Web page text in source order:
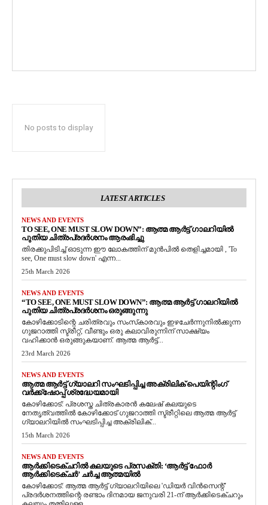
No posts to display
LATEST ARTICLES
NEWS AND EVENTS
TO SEE, ONE MUST SLOW DOWN”: ആത്മ ആർട്ട് ഗാലറിയിൽ
പുതിയ ചിത്രപ്രദർശനം ആരംഭിച്ചു
തിരക്കുപിടിച്ച് ഓടുന്ന ഈ ലോകത്തിന് മുൻപിൽ തെളിച്ചമായി , 'To
see, One must slow down' എന്ന...
25th March 2026
NEWS AND EVENTS
“TO SEE, ONE MUST SLOW DOWN”: ആത്മ ആർട്ട് ഗാലറിയിൽ
പുതിയ ചിത്രപ്രദർശനം ഒരുങ്ങുന്നു
കോഴിക്കോടിന്റെ ചരിത്രവും സംസ്‌കാരവും ഇഴചേർന്നുനിൽക്കുന്ന
ഗുജറാത്തി സ്ട്രീറ്റ്, വീണ്ടും ഒരു കലാവിരുന്നിന് സാക്ഷ്യം
വഹിക്കാൻ ഒരുങ്ങുകയാണ്. ആത്മ ആർട്ട്...
23rd March 2026
NEWS AND EVENTS
ആത്മ ആർട്ട് ഗ്യാലറി സംഘടിപ്പിച്ച അക്രിലിക് പെയിന്റിംഗ്
വർക്ക്‌ഷോപ്പ് ശ്രദ്ധേയമായി
കോഴിക്കോട്: പ്രശസ്ത ചിത്രകാരൻ കലേഷ് കലയുടെ
നേതൃത്വത്തിൽ കോഴിക്കോട് ഗുജറാത്തി സ്ട്രീറ്റിലെ ആത്മ ആർട്ട്
ഗ്യാലറിയിൽ സംഘടിപ്പിച്ച അക്രിലിക്...
15th March 2026
NEWS AND EVENTS
ആർക്കിടെക്ചറിൽ കലയുടെ പ്രസക്തി: ‘ആർട്ട് ഫോർ
ആർക്കിടെക്ചർ’ ചർച്ച ആത്മയിൽ
​കോഴിക്കോട്: ആത്മ ആർട്ട് ഗ്യാലറിയിലെ 'ഡിയർ വിൻസെന്റ്'
പ്രദർശനത്തിന്റെ രണ്ടാം ദിനമായ ജനുവരി 21-ന് ആർക്കിടെക്ചറും